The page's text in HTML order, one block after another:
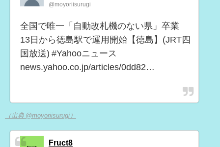
@moyoriisurugi
全国で唯一「自動改札機のない県」卒業
13日から徳島駅で運用開始【徳島】(JRT四
国放送) #Yahooニュース
news.yahoo.co.jp/articles/0dd82…
（出典 @moyoriisurugi）
Fruct8